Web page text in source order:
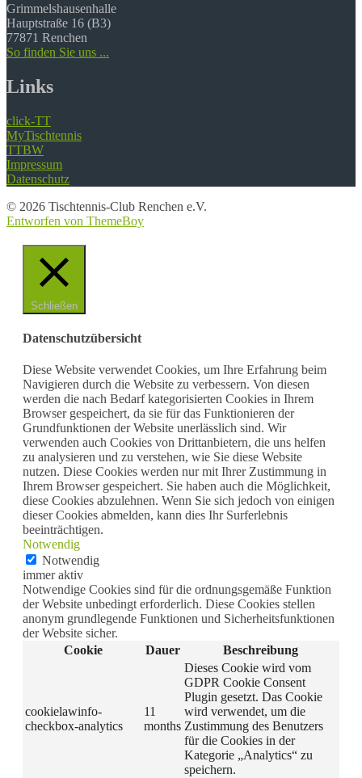
Grimmelshausenhalle
Hauptstraße 16 (B3)
77871 Renchen
So finden Sie uns ...
Links
click-TT
MyTischtennis
TTBW
Impressum
Datenschutz
© 2026 Tischtennis-Club Renchen e.V.
Entworfen von ThemeBoy
Schließen
Datenschutzübersicht
Diese Website verwendet Cookies, um Ihre Erfahrung beim
Navigieren durch die Website zu verbessern. Von diesen
werden die nach Bedarf kategorisierten Cookies in Ihrem
Browser gespeichert, da sie für das Funktionieren der
Grundfunktionen der Website unerlässlich sind. Wir
verwenden auch Cookies von Drittanbietern, die uns helfen
zu analysieren und zu verstehen, wie Sie diese Website
nutzen. Diese Cookies werden nur mit Ihrer Zustimmung in
Ihrem Browser gespeichert. Sie haben auch die Möglichkeit,
diese Cookies abzulehnen. Wenn Sie sich jedoch von einigen
dieser Cookies abmelden, kann dies Ihr Surferlebnis
beeinträchtigen.
Notwendig
Notwendig
immer aktiv
Notwendige Cookies sind für die ordnungsgemäße Funktion
der Website unbedingt erforderlich. Diese Cookies stellen
anonym grundlegende Funktionen und Sicherheitsfunktionen
der Website sicher.
Cookie
Dauer Beschreibung
cookielawinfo-
checkbox-analytics
11
months
Dieses Cookie wird vom
GDPR Cookie Consent
Plugin gesetzt. Das Cookie
wird verwendet, um die
Zustimmung des Benutzers
für die Cookies in der
Kategorie „Analytics“ zu
speichern.